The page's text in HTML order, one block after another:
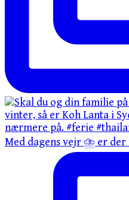
Med dagens vejr ⛈️ er der